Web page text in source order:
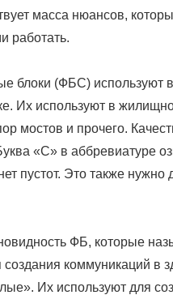
масса нюансов,
работать.
блоки (ФБС) используют
Их используют в
мостов и прочего.
«С» в аббревиатуре
пустот. Это также
ФБ, которые
коммуникаций в
Их используют для